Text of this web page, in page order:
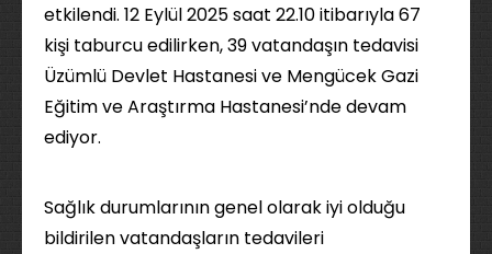
etkilendi. 12 Eylül 2025 saat 22.10 itibarıyla 67
kişi taburcu edilirken, 39 vatandaşın tedavisi
Üzümlü Devlet Hastanesi ve Mengücek Gazi
Eğitim ve Araştırma Hastanesi’nde devam
ediyor.
Sağlık durumlarının genel olarak iyi olduğu
bildirilen vatandaşların tedavileri